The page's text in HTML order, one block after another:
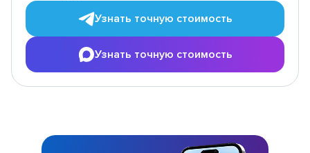
Узнать точную стоимость
Узнать точную стоимость